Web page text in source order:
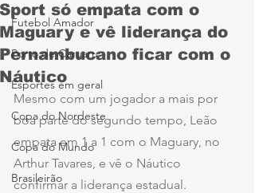
Futebol Amador
Porto de Caruaru
Esportes em geral
Copa do Nordeste
Copa do Mundo
Brasileirão
Sport só empata com o
Maguary e vê liderança do
Pernambucano ficar com o
Náutico
Mesmo com um jogador a mais por
boa parte do segundo tempo, Leão
empata em 1 a 1 com o Maguary, no
Arthur Tavares, e vê o Náutico
confirmar a liderança estadual.